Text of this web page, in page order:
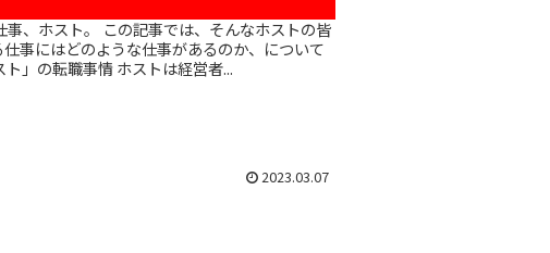
事にはどのような仕事があるのか、について
解説しています。 「元ホスト」の転職事情 ホストは経営者...
2023.03.07